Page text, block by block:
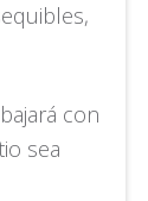
con
sea